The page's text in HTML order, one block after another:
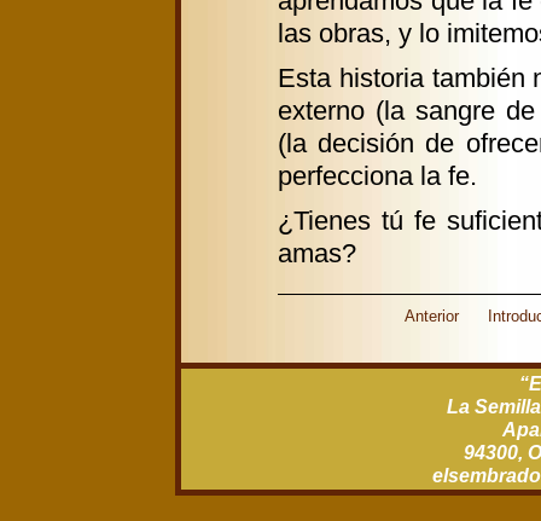
las obras, y lo
Esta historia también
externo (la sangre
(la decisión de
perfecciona la fe.
¿Tienes tú fe
amas?
Anterior
La
94300,